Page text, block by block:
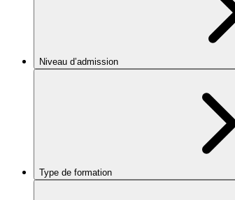
Niveau d’admission
Type de formation